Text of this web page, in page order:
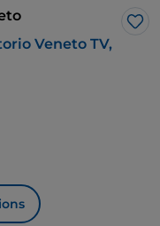
Veneto TV,